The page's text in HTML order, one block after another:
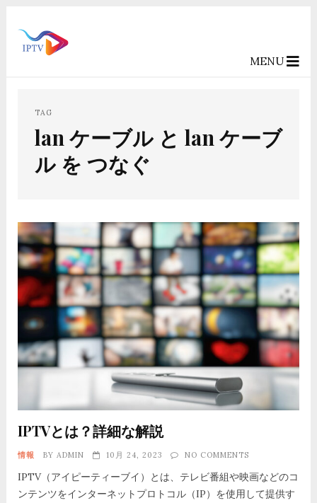
MENU
TAG
lan ケーブル と lan ケーブ
ル を つなぐ
IPTVとは？詳細な解説
情報 BY ADMIN 10月 24, 2023 NO COMMENTS
IPTV（アイピーティーブイ）とは、テレビ番組や映画などのコ
ンテンツをインターネットプロトコル（IP）を使用して提供す